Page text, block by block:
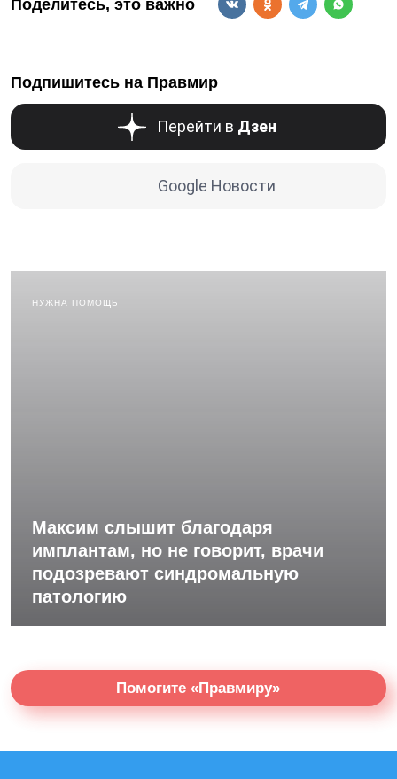
Поделитесь, это важно
Подпишитесь на Правмир
Перейти в Дзен
Google Новости
НУЖНА ПОМОЩЬ
Максим слышит благодаря
имплантам, но не говорит, врачи
подозревают синдромальную
патологию
Помогите «Правмиру»